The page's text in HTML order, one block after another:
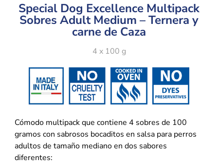
Special Dog Excellence Multipack
Sobres Adult Medium – Ternera y
carne de Caza
4 x 100 g
Cómodo multipack que contiene 4 sobres de 100
gramos con sabrosos bocaditos en salsa para perros
adultos de tamaño mediano en dos sabores
diferentes: